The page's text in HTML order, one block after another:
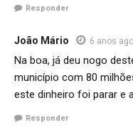
Responder
João Mário 6 anos ago
Na boa, já deu nogo
município com 80
este dinheiro foi parar e
Responder